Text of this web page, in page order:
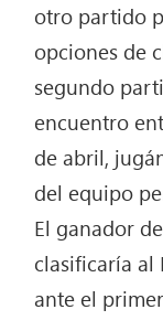
otro partido
opciones de
segundo
encuentro
de abril,
del equipo
El ganador
clasificaría al
ante el